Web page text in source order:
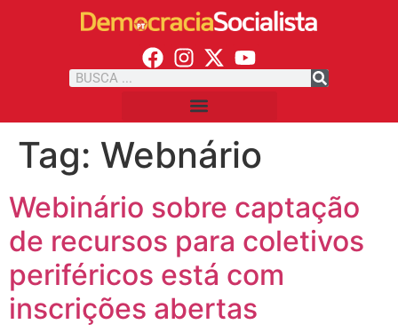
Tag: Webnário
Webinário sobre captação
de recursos para coletivos
periféricos está com
inscrições abertas